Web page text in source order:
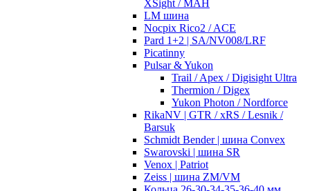
XSight / MAH
LM шина
Nocpix Rico2 / ACE
Pard 1+2 | SA/NV008/LRF
Picatinny
Pulsar & Yukon
Trail / Apex / Digisight Ultra
Thermion / Digex
Yukon Photon / Nordforce
RikaNV | GTR / xRS / Lesnik /
Barsuk
Schmidt Bender | шина Convex
Swarovski | шина SR
Venox | Patriot
Zeiss | шина ZM/VM